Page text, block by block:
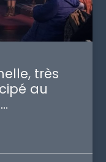
très
au